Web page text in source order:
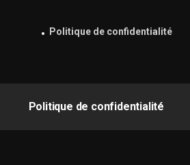
Politique de confidentialité
Politique de confidentialité